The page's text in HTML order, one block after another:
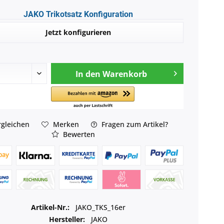
JAKO Trikotsatz Konfiguration
Jetzt konfigurieren
In den Warenkorb
Merken
Fragen zum Artikel?
Bewerten
Artikel-Nr.:
JAKO_TKS_16er
Hersteller:
JAKO